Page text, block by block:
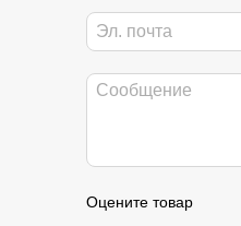
Оцените товар